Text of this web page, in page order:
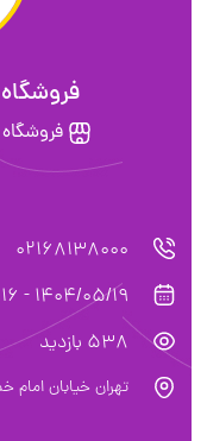
02168138000
1404/05/19 - 11:16
538 بازدید
تهران خیابان امام